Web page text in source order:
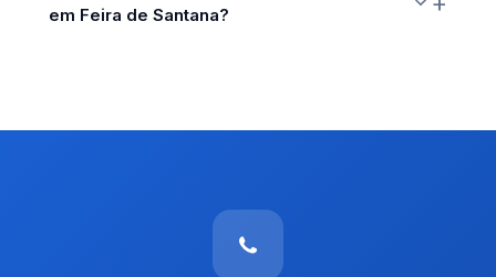
em Feira de Santana?